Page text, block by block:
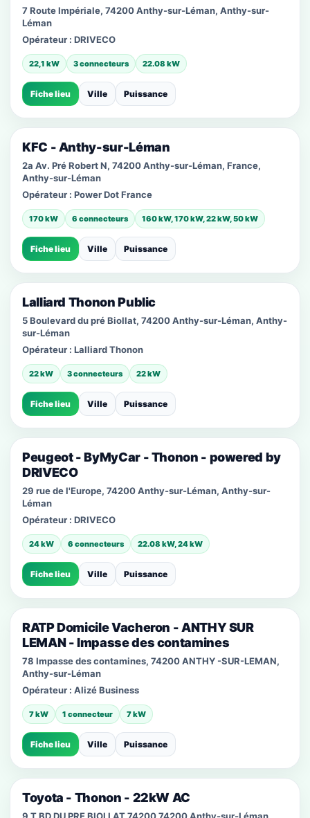
7 Route Impériale, 74200 Anthy-sur-Léman, Anthy-sur-
Léman
Opérateur : DRIVECO
22,1 kW 3 connecteurs 22.08 kW
Fiche lieu Ville Puissance
KFC - Anthy-sur-Léman
2a Av. Pré Robert N, 74200 Anthy-sur-Léman, France,
Anthy-sur-Léman
Opérateur : Power Dot France
170 kW 6 connecteurs 160 kW, 170 kW, 22 kW, 50 kW
Fiche lieu Ville Puissance
Lalliard Thonon Public
5 Boulevard du pré Biollat, 74200 Anthy-sur-Léman, Anthy-
sur-Léman
Opérateur : Lalliard Thonon
22 kW 3 connecteurs 22 kW
Fiche lieu Ville Puissance
Peugeot - ByMyCar - Thonon - powered by
DRIVECO
29 rue de l'Europe, 74200 Anthy-sur-Léman, Anthy-sur-
Léman
Opérateur : DRIVECO
24 kW 6 connecteurs 22.08 kW, 24 kW
Fiche lieu Ville Puissance
RATP Domicile Vacheron - ANTHY SUR
LEMAN - Impasse des contamines
78 Impasse des contamines, 74200 ANTHY -SUR-LEMAN,
Anthy-sur-Léman
Opérateur : Alizé Business
7 kW 1 connecteur 7 kW
Fiche lieu Ville Puissance
Toyota - Thonon - 22kW AC